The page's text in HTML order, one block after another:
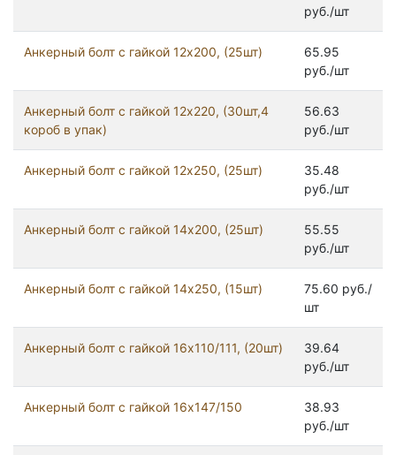
руб./шт
Анкерный болт с гайкой 12x200, (25шт)
65.95
руб./шт
Анкерный болт с гайкой 12x220, (30шт,4
короб в упак)
56.63
руб./шт
Анкерный болт с гайкой 12x250, (25шт)
35.48
руб./шт
Анкерный болт с гайкой 14x200, (25шт)
55.55
руб./шт
Анкерный болт с гайкой 14x250, (15шт)
75.60 руб./
шт
Анкерный болт с гайкой 16x110/111, (20шт)
39.64
руб./шт
Анкерный болт с гайкой 16x147/150
38.93
руб./шт